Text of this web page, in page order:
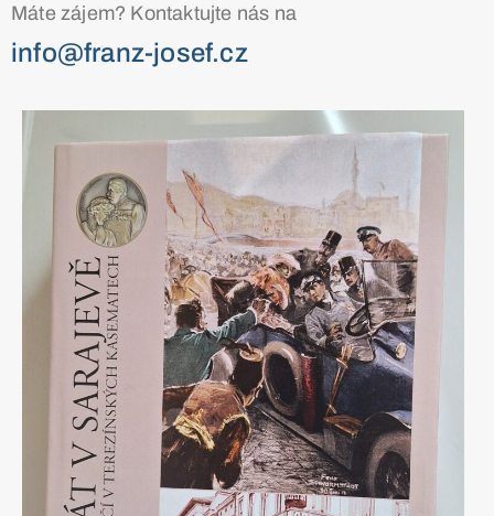
Máte zájem? Kontaktujte nás na
info@franz-josef.cz